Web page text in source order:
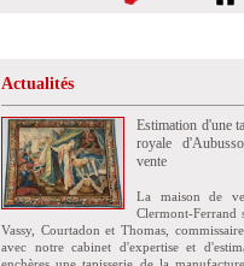
Actualités
Estimation d'une
royale
vente
La maison de
Clermont-Ferrand
Vassy, Courtadon et Thomas,
avec notre cabinet d'expertise et